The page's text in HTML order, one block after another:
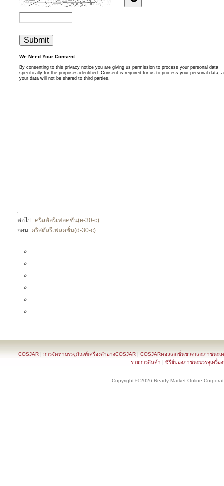
ต่อไป: คริสตัลรีเฟลคชั่น(e-30-c)
ก่อน: คริสตัลรีเฟลคชั่น(d-30-c)
COSJAR | การจัดหาบรรจุภัณฑ์เครื่องสำอางCOSJAR | COSJARคอลเลกชั่นขวดและภาชนะเ
รายการสินค้า | ซีรีย์ของภาชนะบรรจุเครื่อ
Copyright © 2026 Ready-Market Online